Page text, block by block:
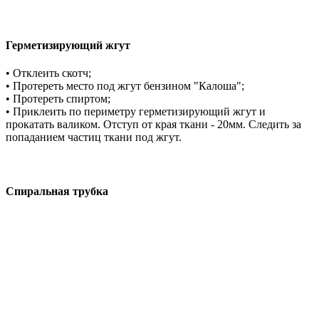
Герметизирующий жгут
• Отклеить скотч;
• Протереть место под жгут бензином "Калоша";
• Протереть спиртом;
• Приклеить по периметру герметизирующий жгут и
прокатать валиком. Отступ от края ткани - 20мм. Следить за
попаданием частиц ткани под жгут.
Спиральная трубка